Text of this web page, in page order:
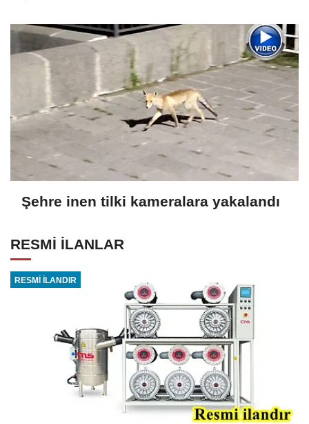
Şehre inen tilki kameralara yakalandı
RESMİ İLANLAR
RESMİ İLANDIR